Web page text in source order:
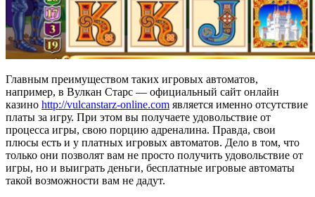
Главным преимуществом таких игровых автоматов,
например, в Вулкан Старс — официальный сайт онлайн
казино http://vulcanstarz-online.com является именно отсутствие
платы за игру. При этом вы получаете удовольствие от
процесса игры, свою порцию адреналина. Правда, свои
плюсы есть и у платных игровых автоматов. Дело в том, что
только они позволят вам не просто получить удовольствие от
игры, но и выиграть деньги, бесплатные игровые автоматы
такой возможности вам не дадут.